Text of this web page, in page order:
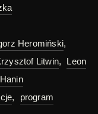
Heromiński,
Litwin,
Leon
,
program